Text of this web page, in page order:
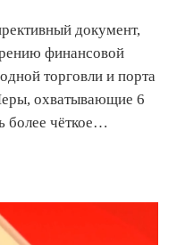
документ,
финансовой
торговли и порта
охватывающие 6
более чёткое…